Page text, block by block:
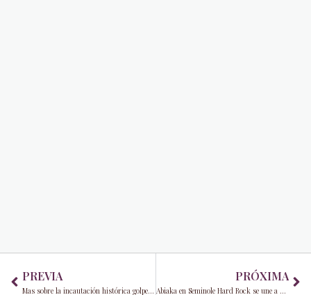
PREVIA
Mas sobre la incautación histórica golpea de cerca en el sur de Florida
PRÓXIMA
Abiaka en Seminole Hard Rock se une a Michelle Bernstein para un pop-up culinario único